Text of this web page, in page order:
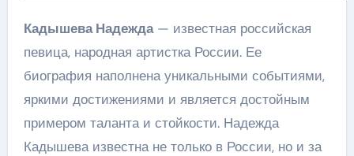
Кадышева Надежда— известная российская
певица, народная артистка России. Ее
биография наполнена уникальными событиями,
яркими достижениями и является достойным
примером таланта и стойкости. Надежда
Кадышева известна не только в России, но и за